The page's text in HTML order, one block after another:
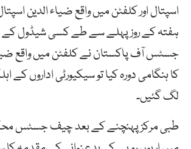
اسپتال اور کلفٹن میں واقع ضیاء الدین
ہفتہ کے روز پہلے سے طے کسی شیڈول
جسٹس آف پاکستان نے کلفٹن میں واقع
کا ہنگامی دورہ کیا تو سیکیورٹی اداروں کے
لگ گئیں۔
طبی مرکز پہنچنے کے بعد چیف جسٹس